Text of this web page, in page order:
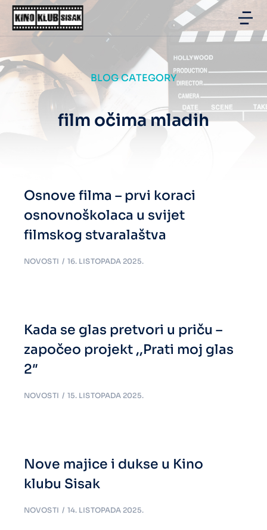
BLOG CATEGORY
film očima mladih
Osnove filma – prvi koraci
osnovnoškolaca u svijet
filmskog stvaralaštva
NOVOSTI 16. LISTOPADA 2025.
Kada se glas pretvori u priču –
započeo projekt ,,Prati moj glas
2″
NOVOSTI 15. LISTOPADA 2025.
Nove majice i dukse u Kino
klubu Sisak
NOVOSTI 14. LISTOPADA 2025.